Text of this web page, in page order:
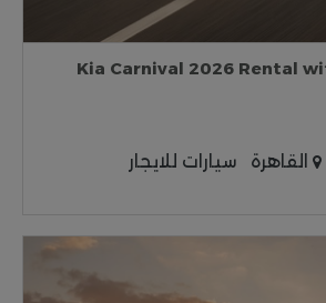
Kia Carnival 2026 Rental
القاهرة
سيارات للايجار